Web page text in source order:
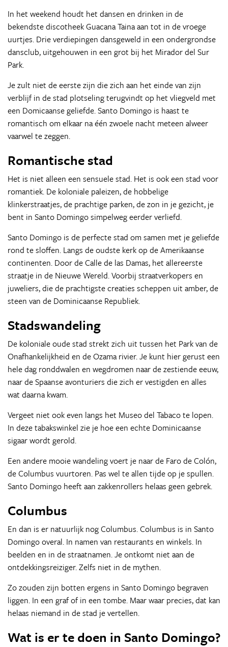
In het weekend houdt het dansen en drinken in de
bekendste discotheek Guacana Taina aan tot in de vroege
uurtjes. Drie verdiepingen dansgeweld in een ondergrondse
dansclub, uitgehouwen in een grot bij het Mirador del Sur
Park.
Je zult niet de eerste zijn die zich aan het einde van zijn
verblijf in de stad plotseling terugvindt op het vliegveld met
een Domicaanse geliefde. Santo Domingo is haast te
romantisch om elkaar na één zwoele nacht meteen alweer
vaarwel te zeggen.
Romantische stad
Het is niet alleen een sensuele stad. Het is ook een stad voor
romantiek. De koloniale paleizen, de hobbelige
klinkerstraatjes, de prachtige parken, de zon in je gezicht, je
bent in Santo Domingo simpelweg eerder verliefd.
Santo Domingo is de perfecte stad om samen met je geliefde
rond te sloffen. Langs de oudste kerk op de Amerikaanse
continenten. Door de Calle de las Damas, het allereerste
straatje in de Nieuwe Wereld. Voorbij straatverkopers en
juweliers, die de prachtigste creaties scheppen uit amber, de
steen van de Dominicaanse Republiek.
Stadswandeling
De koloniale oude stad strekt zich uit tussen het Park van de
Onafhankelijkheid en de Ozama rivier. Je kunt hier gerust een
hele dag ronddwalen en wegdromen naar de zestiende eeuw,
naar de Spaanse avonturiers die zich er vestigden en alles
wat daarna kwam.
Vergeet niet ook even langs het Museo del Tabaco te lopen.
In deze tabakswinkel zie je hoe een echte Dominicaanse
sigaar wordt gerold.
Een andere mooie wandeling voert je naar de Faro de Colón,
de Columbus vuurtoren. Pas wel te allen tijde op je spullen.
Santo Domingo heeft aan zakkenrollers helaas geen gebrek.
Columbus
En dan is er natuurlijk nog Columbus. Columbus is in Santo
Domingo overal. In namen van restaurants en winkels. In
beelden en in de straatnamen. Je ontkomt niet aan de
ontdekkingsreiziger. Zelfs niet in de mythen.
Zo zouden zijn botten ergens in Santo Domingo begraven
liggen. In een graf of in een tombe. Maar waar precies, dat kan
helaas niemand in de stad je vertellen.
Wat is er te doen in Santo Domingo?